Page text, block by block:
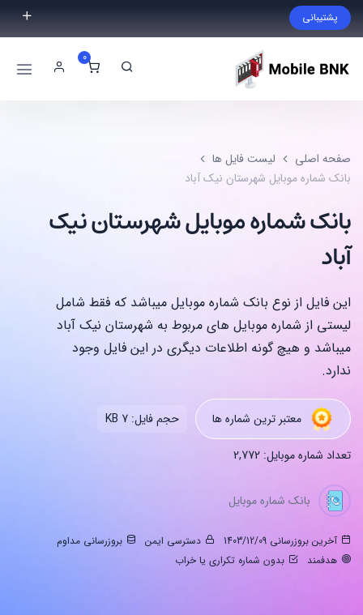
پشتیبانی
فایل مورد نظر خود را پیدا نکردید؟ با ما تماس بگیرید.
09999868721
0
صفحه اصلی
لیست فایل ها
بانک شماره موبایل شهرستان نیک آباد
بانک شماره موبایل شهرستان نیک
آباد
این فایل از نوع بانک شماره موبایل میباشد که فقط شامل
لیستی از شماره موبایل های مربوط به شهرستان نیک آباد
میباشد و هیچ گونه اطلاعات دیگری در این فایل وجود
ندارد.
معتبر ترین شماره ها حجم فایل: 7 KB
تعداد شماره موبایل: 2,772
بانک شماره موبایل
آخرین بروزرسانی 1403/12/09 دسترسی ایمن
بروزرسانی مداوم
هدفمند
بدون شماره تکراری یا خراب